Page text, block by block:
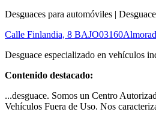
Desguaces para automóviles |
Calle Finlandia, 8 BAJO03160
Desguace especializado en vehículos
Contenido destacado:
...desguace. Somos un Centro
Vehículos Fuera de Uso. Nos